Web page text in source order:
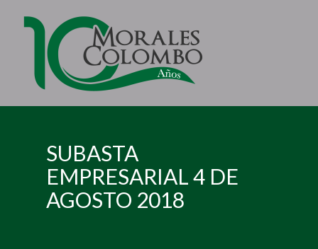
SUBASTA
EMPRESARIAL 4 DE
AGOSTO 2018